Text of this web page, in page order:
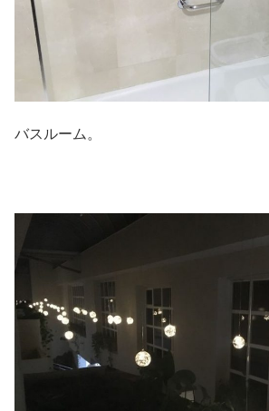
バスルーム。